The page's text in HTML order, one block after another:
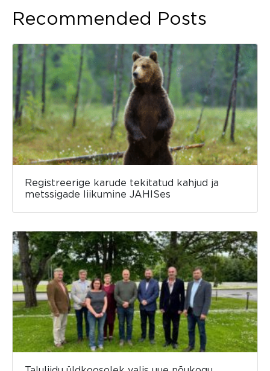
Recommended Posts
Registreerige karude tekitatud kahjud ja
metssigade liikumine JAHISes